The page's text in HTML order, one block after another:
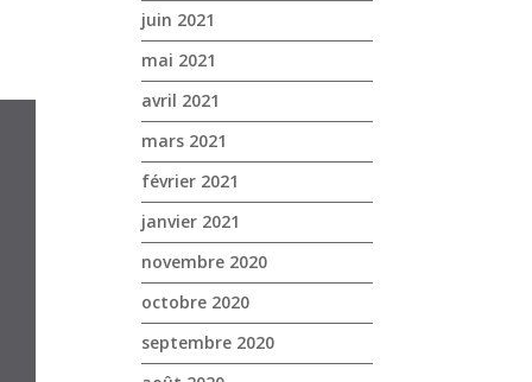
juin 2021
mai 2021
avril 2021
mars 2021
février 2021
janvier 2021
novembre 2020
octobre 2020
septembre 2020